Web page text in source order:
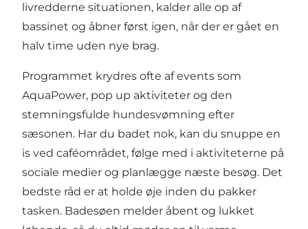
livredderne situationen, kalder alle op af
bassinet og åbner først igen, når der er gået en
halv time uden nye brag.
Programmet krydres ofte af events som
AquaPower, pop up aktiviteter og den
stemningsfulde hundesvømning efter
sæsonen. Har du badet nok, kan du snuppe en
is ved caféområdet, følge med i aktiviteterne på
sociale medier og planlægge næste besøg. Det
bedste råd er at holde øje inden du pakker
tasken. Badesøen melder åbent og lukket